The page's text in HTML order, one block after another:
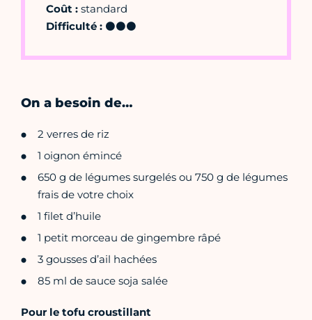
Coût : standard
Difficulté : ⚫⚫⚫
On a besoin de…
2 verres de riz
1 oignon émincé
650 g de légumes surgelés ou 750 g de légumes
frais de votre choix
1 filet d’huile
1 petit morceau de gingembre râpé
3 gousses d’ail hachées
85 ml de sauce soja salée
Pour le tofu croustillant